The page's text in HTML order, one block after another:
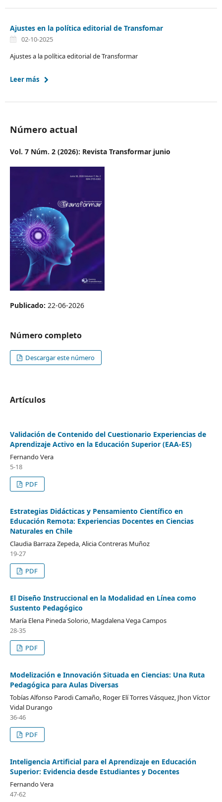
Ajustes en la política editorial de Transfomar
02-10-2025
Ajustes a la política editorial de Transformar
Leer más
Número actual
Vol. 7 Núm. 2 (2026): Revista Transformar junio
Publicado: 22-06-2026
Número completo
Descargar este número
Artículos
Validación de Contenido del Cuestionario Experiencias de
Aprendizaje Activo en la Educación Superior (EAA-ES)
Fernando Vera
5-18
PDF
Estrategias Didácticas y Pensamiento Científico en
Educación Remota: Experiencias Docentes en Ciencias
Naturales en Chile
Claudia Barraza Zepeda, Alicia Contreras Muñoz
19-27
PDF
El Diseño Instruccional en la Modalidad en Línea como
Sustento Pedagógico
María Elena Pineda Solorio, Magdalena Vega Campos
28-35
PDF
Modelización e Innovación Situada en Ciencias: Una Ruta
Pedagógica para Aulas Diversas
Tobías Alfonso Parodi Camaño, Roger Elí Torres Vásquez, Jhon Víctor
Vidal Durango
36-46
PDF
Inteligencia Artificial para el Aprendizaje en Educación
Superior: Evidencia desde Estudiantes y Docentes
Fernando Vera
47-62